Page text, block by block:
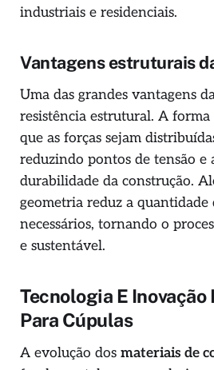
industriais e residenciais.
Vantagens estruturais
Uma das grandes vantagens
resistência estrutural. A
que as forças sejam
reduzindo pontos de tensão e
durabilidade da construção.
geometria reduz a quantidade
necessários, tornando o
e sustentável.
Tecnologia E
Para Cúpulas
A evolução dos materiais de